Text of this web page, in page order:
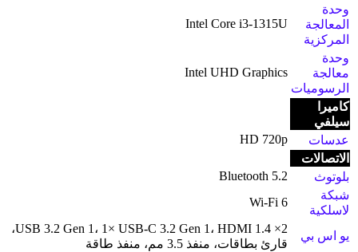
وحدة
المعالجة
المركزية
Intel Core i3-1315U
وحدة
معالجة
الرسوميات
Intel UHD Graphics
كاميرا
سيلفي
عدسات
HD 720p
الاتصالات
بلوتوث
Bluetooth 5.2
شبكة
لاسلكية
Wi-Fi 6
يو اس بي
2× USB 3.2 Gen 1، 1× USB-C 3.2 Gen 1، HDMI 1.4،
قارئ بطاقات، منفذ 3.5 مم، منفذ طاقة